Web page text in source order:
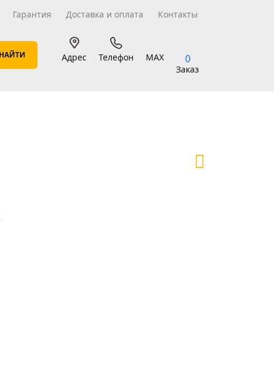
Гарантия Доставка и оплата Контакты
Адрес Телефон MAX 0
Заказ